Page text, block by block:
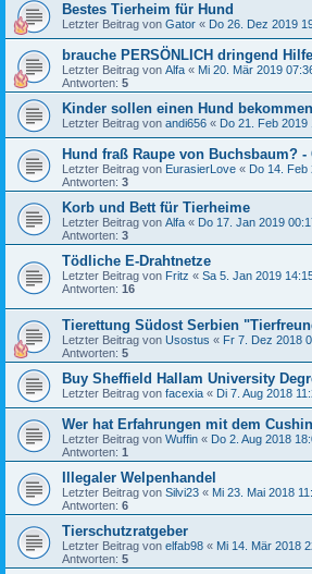
Bestes Tierheim für Hund
Letzter Beitrag von Gator « Do 26. Dez 2019
brauche PERSÖNLICH dringend Hilfe
Letzter Beitrag von Alfa « Mi 20. Mär 2019
Antworten: 5
Kinder sollen einen Hund bekommen
Letzter Beitrag von andi656 « Do 21. Feb 2019
Hund fraß Raupe von Buchsbaum?
Letzter Beitrag von EurasierLove « Do 14. Feb
Antworten: 3
Korb und Bett für Tierheime
Letzter Beitrag von Alfa « Do 17. Jan 2019
Antworten: 3
Tödliche E-Drahtnetze
Letzter Beitrag von Fritz « Sa 5. Jan 2019
Antworten: 16
Tierettung Südost Serbien
Letzter Beitrag von Usostus « Fr 7. Dez 2018
Antworten: 5
Buy Sheffield Hallam University
Letzter Beitrag von facexia « Di 7. Aug 2018
Wer hat Erfahrungen mit dem
Letzter Beitrag von Wuffin « Do 2. Aug 2018
Antworten: 1
Illegaler Welpenhandel
Letzter Beitrag von Silvi23 « Mi 23. Mai 2018
Antworten: 6
Tierschutzratgeber
Letzter Beitrag von elfab98 « Mi 14. Mär 2018
Antworten: 5